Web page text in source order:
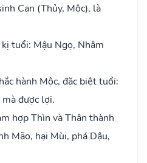
Can (Thủy, Mộc), là
tuổi: Mậu Ngọ, Nhâm
hành Mộc, đặc biệt tuổi:
được lợi.
hợp Thìn và Thân thành
Mão, hại Mùi, phá Dậu,